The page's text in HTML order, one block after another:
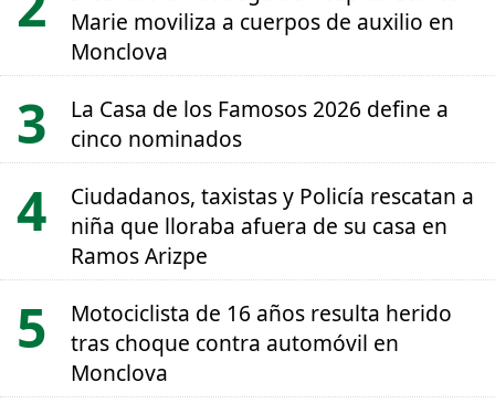
Marie moviliza a cuerpos de auxilio en
Monclova
La Casa de los Famosos 2026 define a
cinco nominados
Ciudadanos, taxistas y Policía rescatan a
niña que lloraba afuera de su casa en
Ramos Arizpe
Motociclista de 16 años resulta herido
tras choque contra automóvil en
Monclova